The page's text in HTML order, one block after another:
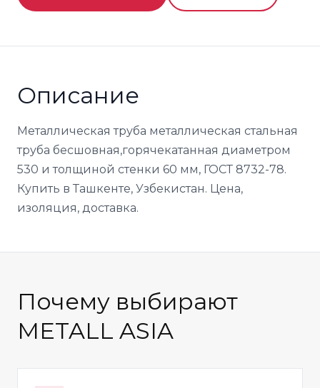
Описание
Металлическая труба металлическая стальная
труба бесшовная,горячекатанная диаметром
530 и толщиной стенки 60 мм, ГОСТ 8732-78.
Купить в Ташкенте, Узбекистан. Цена,
изоляция, доставка.
Почему выбирают
METALL ASIA